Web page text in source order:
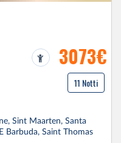
3073€
11 Notti
Sint Maarten, Santa
Barbuda, Saint Thomas